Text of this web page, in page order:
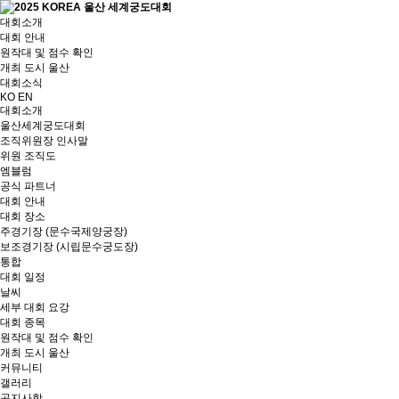
대회소개
대회 안내
원작대 및 점수 확인
개최 도시 울산
대회소식
KO EN
대회소개
울산세계궁도대회
조직위원장 인사말
위원 조직도
엠블럼
공식 파트너
대회 안내
대회 장소
주경기장 (문수국제양궁장)
보조경기장 (시립문수궁도장)
통합
대회 일정
날씨
세부 대회 요강
대회 종목
원작대 및 점수 확인
개최 도시 울산
커뮤니티
갤러리